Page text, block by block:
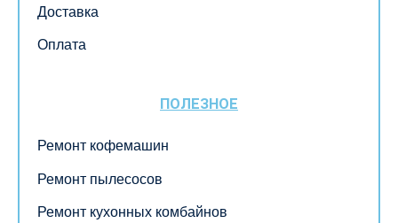
Доставка
Оплата
ПОЛЕЗНОЕ
Ремонт кофемашин
Ремонт пылесосов
Ремонт кухонных комбайнов